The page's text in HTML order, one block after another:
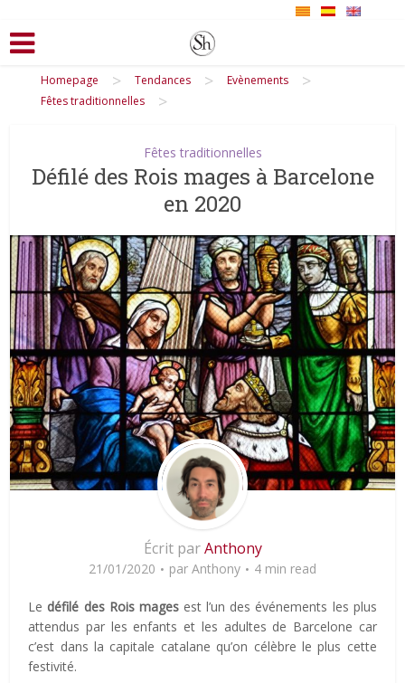
Homepage > Tendances > Evènements >
Fêtes traditionnelles >
Fêtes traditionnelles
Défilé des Rois mages à Barcelone
en 2020
Écrit parAnthony
21/01/2020 par Anthony 4 min read
Le défilé des Rois magesest l’un des événements les plus
attendus par les enfants et les adultes de Barcelone car
c’est dans la capitale catalane qu’on célèbre le plus cette
festivité.